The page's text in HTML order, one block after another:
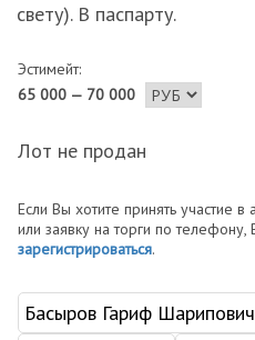
свету). В паспарту.
Эстимейт:
65 000 — 70 000
Лот не продан
Если Вы хотите принять участие
или заявку на торги по
зарегистрироваться.
Басыров Гариф Шарипович